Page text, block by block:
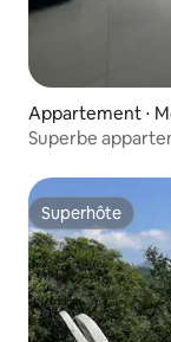
Appartement ⋅
Superbe
Superhôte
Superhôte